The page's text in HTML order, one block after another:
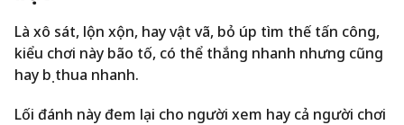
Là xô sát, lộn xộn, hay vật vã, bỏ úp tìm thế tấn công,
kiểu chơi này bão tố, có thể thắng nhanh nhưng cũng
hay bị thua nhanh.
Lối đánh này đem lại cho người xem hay cả người chơi